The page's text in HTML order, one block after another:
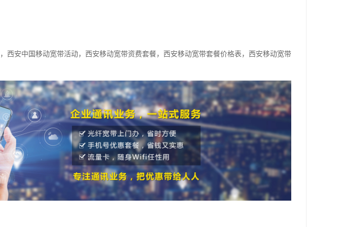
西安中国移动宽带活动，西安移动宽带资费套餐，西安移动宽带套餐价格表，西安移动宽带